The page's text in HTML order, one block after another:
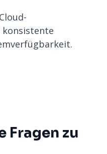
Fragen zu